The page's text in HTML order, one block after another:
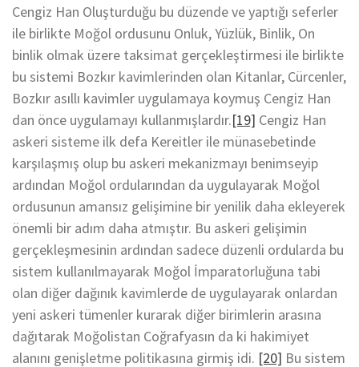
Cengiz Han Oluşturduğu bu düzende ve yaptığı seferler
ile birlikte Moğol ordusunu Onluk, Yüzlük, Binlik, On
binlik olmak üzere taksimat gerçekleştirmesi ile birlikte
bu sistemi Bozkır kavimlerinden olan Kitanlar, Cürcenler,
Bozkır asıllı kavimler uygulamaya koymuş Cengiz Han
dan önce uygulamayı kullanmışlardır.[19] Cengiz Han
askeri sisteme ilk defa Kereitler ile münasebetinde
karşılaşmış olup bu askeri mekanizmayı benimseyip
ardından Moğol ordularından da uygulayarak Moğol
ordusunun amansız gelişimine bir yenilik daha ekleyerek
önemli bir adım daha atmıştır. Bu askeri gelişimin
gerçekleşmesinin ardından sadece düzenli ordularda bu
sistem kullanılmayarak Moğol İmparatorluğuna tabi
olan diğer dağınık kavimlerde de uygulayarak onlardan
yeni askeri tümenler kurarak diğer birimlerin arasına
dağıtarak Moğolistan Coğrafyasın da ki hakimiyet
alanını genişletme politikasına girmiş idi. [20] Bu sistem